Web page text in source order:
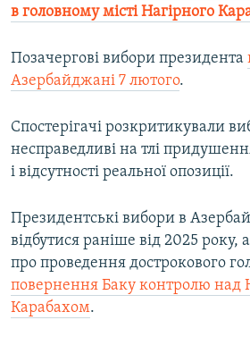
в головному місті Нагірного
Позачергові вибори президента
Азербайджані 7 лютого.
Спостерігачі розкритикували
несправедливі на тлі
і відсутності реальної опозиції.
Президентські вибори в
відбутися раніше від 2025 року,
про проведення дострокового
повернення Баку контролю над
Карабахом.